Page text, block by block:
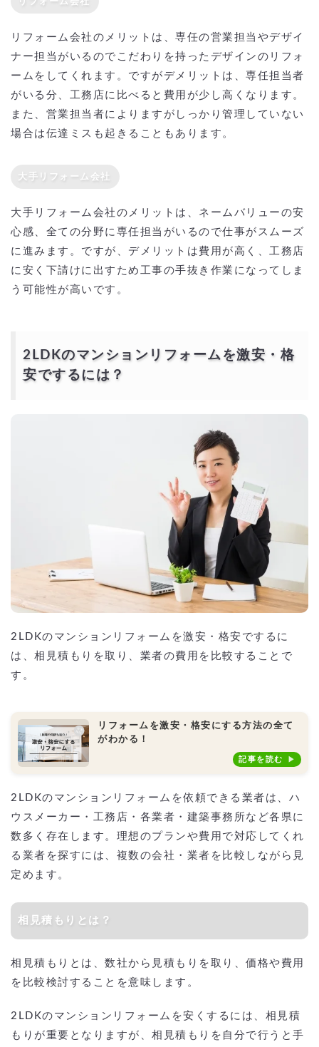
リフォーム会社
リフォーム会社のメリットは、専任の営業担当やデザイ
ナー担当がいるのでこだわりを持ったデザインのリフォ
ームをしてくれます。ですがデメリットは、専任担当者
がいる分、工務店に比べると費用が少し高くなります。
また、営業担当者によりますがしっかり管理していない
場合は伝達ミスも起きることもあります。
大手リフォーム会社
大手リフォーム会社のメリットは、ネームバリューの安
心感、全ての分野に専任担当がいるので仕事がスムーズ
に進みます。ですが、デメリットは費用が高く、工務店
に安く下請けに出すため工事の手抜き作業になってしま
う可能性が高いです。
2LDKのマンションリフォームを激安・格
安でするには？
2LDKのマンションリフォームを激安・格安でするに
は、相見積もりを取り、業者の費用を比較することで
す。
リフォームを激安・格安にする方法の全て
がわかる！
記事を読む
2LDKのマンションリフォームを依頼できる業者は、ハ
ウスメーカー・工務店・各業者・建築事務所など各県に
数多く存在します。理想のプランや費用で対応してくれ
る業者を探すには、複数の会社・業者を比較しながら見
定めます。
相見積もりとは？
相見積もりとは、数社から見積もりを取り、価格や費用
を比較検討することを意味します。
2LDKのマンションリフォームを安くするには、相見積
もりが重要となりますが、相見積もりを自分で行うと手